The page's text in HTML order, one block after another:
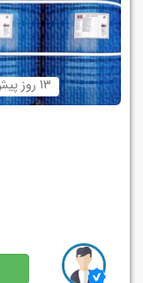
13 روز پیش